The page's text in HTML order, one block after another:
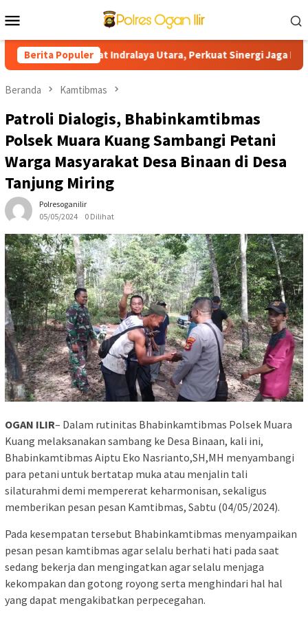
ke
Mobile
Berita Populer
Indralaya Utara, Perkuat Sinergi Jaga Kamtibmas
Beranda Kamtibmas
Patroli Dialogis, Bhabinkamtibmas
Polsek Muara Kuang Sambangi Petani
Warga Masyarakat Desa Binaan di Desa
Tanjung Miring
Polresoganilir
05/05/2024
0 Dilihat
OGAN ILIR– Dalam rutinitas Bhabinkamtibmas Polsek Muara
Kuang melaksanakan sambang ke Desa Binaan, kali ini,
Bhabinkamtibmas Aiptu Eko Nasrianto,SH,MH menyambangi
para petani untuk bertatap muka atau menjalin tali
silaturahmi demi mempererat keharmonisan, sekaligus
memberikan pesan pesan Kamtibmas, Sabtu (04/05/2024).
Pada kesempatan tersebut Bhabinkamtibmas menyampaikan
pesan pesan kamtibmas agar selalu berhati hati pada saat
sedang bekerja dan mengingatkan agar selalu menjaga
kekompakan dan gotong royong serta menghindari hal hal
yang dapat mengakibatkan perpecegahan.